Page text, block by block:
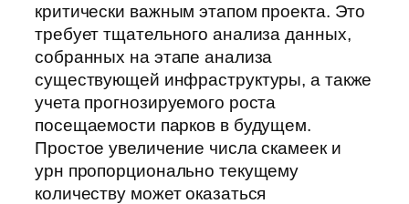
критически важным этапом проекта. Это
требует тщательного анализа данных,
собранных на этапе анализа
существующей инфраструктуры, а также
учета прогнозируемого роста
посещаемости парков в будущем.
Простое увеличение числа скамеек и
урн пропорционально текущему
количеству может оказаться